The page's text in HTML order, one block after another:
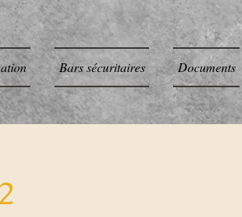
Bars sécuritaires Documents